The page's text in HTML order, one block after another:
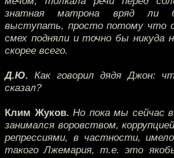
знатная матрона вряд
выступать, просто потому что
смех подняли и точно бы никуда
скорее всего.
Д.Ю. Как говорил дядя Джон:
сказал?
Клим Жуков. Но пока мы сейчас
занимался воровством,
репрессиями, в частности,
такого Лжемария, т.е. это